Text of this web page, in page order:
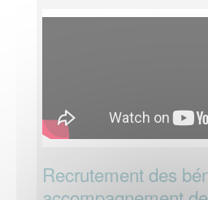
Recrutement des